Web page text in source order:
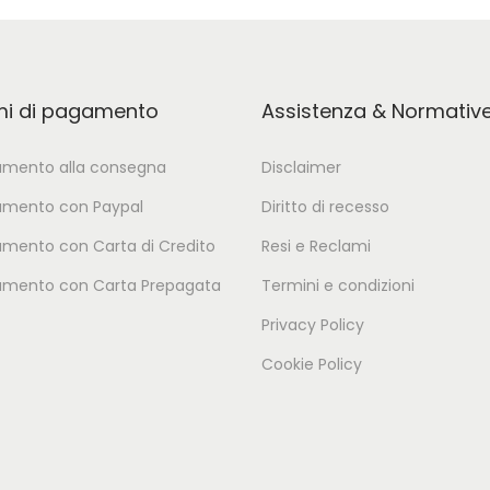
di pagamento
alla consegna
con Paypal
con Carta di Credito
con Carta Prepagata
Assistenza &
Disclaimer
Diritto di recesso
Resi e Reclami
Termini e condizioni
Privacy Policy
Cookie Policy